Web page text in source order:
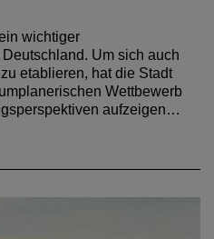
wichtiger
Um sich auch
etablieren, hat die Stadt
Wettbewerb
aufzeigen…